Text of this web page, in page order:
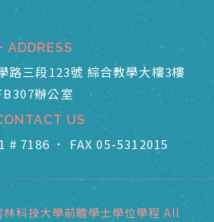
ADDRESS
路三段123號 綜合教學大樓3樓
辦公室
US
# 7186 ． FAX 05-5312015
科技大學前瞻學士學位學程 All